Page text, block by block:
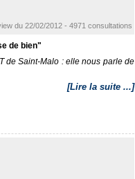
du 22/02/2012 - 4971 consultations
de bien"
de Saint-Malo : elle nous parle de
[Lire la suite ...]